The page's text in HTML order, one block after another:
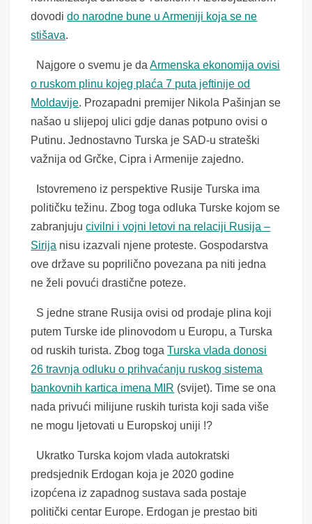
dovodido narodne bune u Armeniji koja se ne
stišava.
Najgore o svemu je daArmenska ekonomija ovisi
o ruskom plinu kojeg plaća 7 puta jeftinije od
Moldavije. Prozapadni premijer Nikola Pašinjan se
našao u slijepoj ulici gdje danas potpuno ovisi o
Putinu. Jednostavno Turska je SAD-u strateški
važnija od Grčke, Cipra i Armenije zajedno.
Istovremeno iz perspektive Rusije Turska ima
političku težinu. Zbog toga odluka Turske kojom se
zabranjujucivilni i vojni letovi na relaciji Rusija –
Sirija nisu izazvali njene proteste. Gospodarstva
ove države su poprilično povezana pa niti jedna
ne želi povući drastične poteze.
S jedne strane Rusija ovisi od prodaje plina koji
putem Turske ide plinovodom u Europu, a Turska
od ruskih turista. Zbog togaTurska vlada donosi
26 travnja odluku o prihvaćanju ruskog sistema
bankovnih kartica imena MIR (svijet). Time se ona
nada privući milijune ruskih turista koji sada više
ne mogu ljetovati u Europskoj uniji !?
Ukratko Turska kojom vlada autokratski
predsjednik Erdogan koja je 2020 godine
izopćena iz zapadnog sustava sada postaje
politički centar Europe. Erdogan je prestao biti